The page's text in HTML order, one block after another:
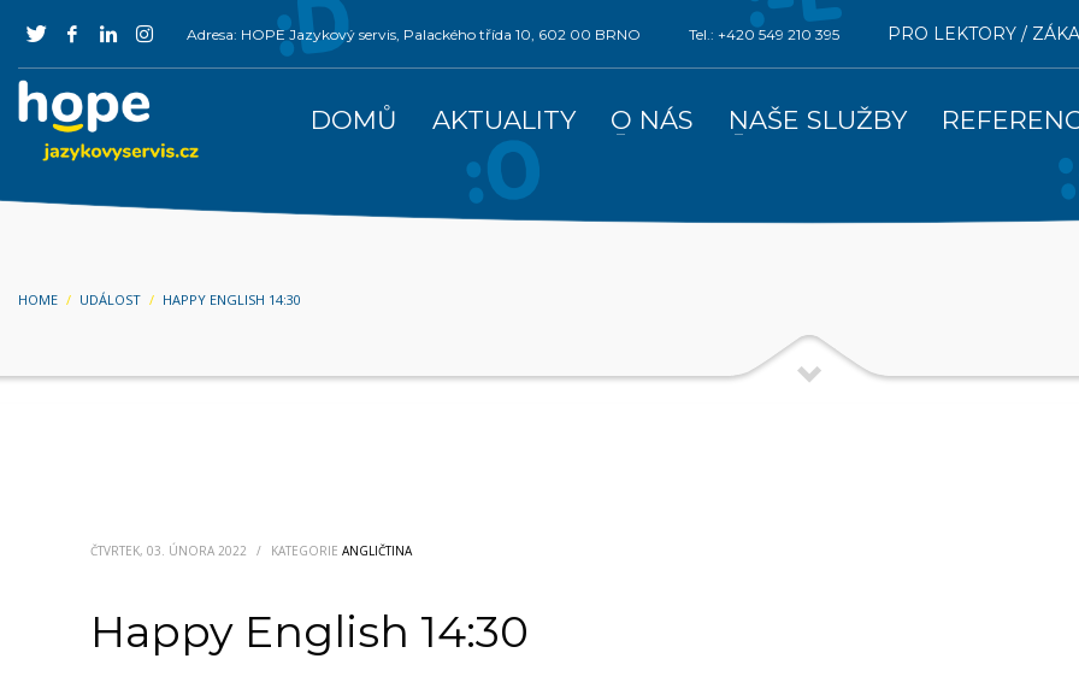
Adresa: HOPE Jazykový servis, Palackého třída 10, 602 00 BRNO Tel.: +420 549 210 395 PRO LEKTORY /
DOMŮ AKTUALITY O NÁS NAŠE SLUŽBY
HOME UDÁLOST HAPPY ENGLISH 14:30
ČTVRTEK, 03. ÚNORA 2022 / KATEGORIE ANGLIČTINA
Happy English 14:30